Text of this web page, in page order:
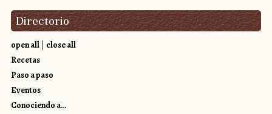
Directorio
open all| close all
Recetas
Paso a paso
Eventos
Conociendo a…